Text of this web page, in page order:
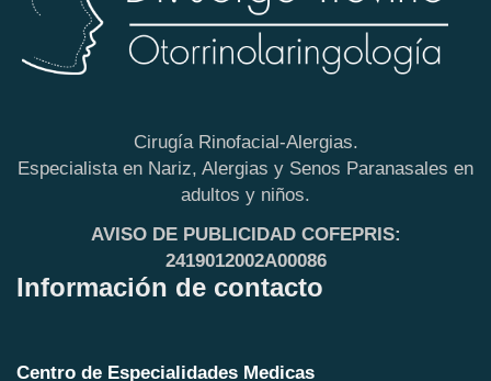
Cirugía Rinofacial-Alergias.
Especialista en Nariz, Alergias y Senos Paranasales en
adultos y niños.
AVISO DE PUBLICIDAD COFEPRIS:
2419012002A00086
Información de contacto
Centro de Especialidades Medicas